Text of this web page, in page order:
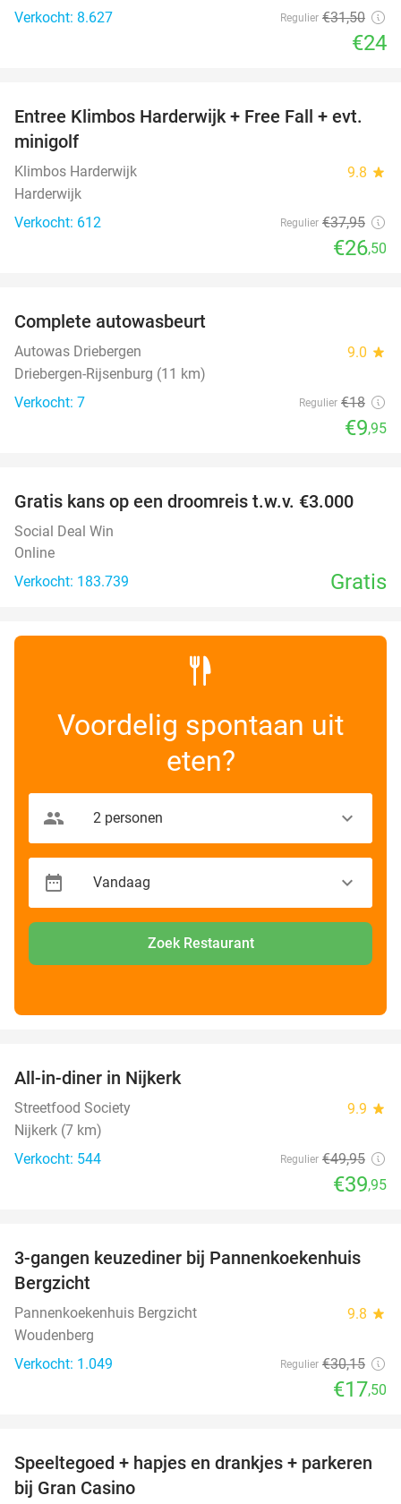
Verkocht: 8.627 Regulier €31,50
€24
30%
Entree Klimbos Harderwijk + Free Fall + evt.
minigolf
Klimbos Harderwijk 9.8 star
Harderwijk
Verkocht: 612
Regulier €37,95
€26,50
NEW
TODAY
Complete autowasbeurt
Autowas Driebergen 9.0 star
Driebergen-Rijsenburg (11 km)
Verkocht: 7
Regulier €18
€9,95
Gratis kans op een droomreis t.w.v. €3.000
Social Deal Win
Online
Verkocht: 183.739
Gratis
Voordelig spontaan uit
eten?
Zoek Restaurant
All-in-diner in Nijkerk
Streetfood Society 9.9 star
Nijkerk (7 km)
Verkocht: 544
Regulier €49,95
€39,95
42%
3-gangen keuzediner bij Pannenkoekenhuis
Bergzicht
Pannenkoekenhuis Bergzicht 9.8 star
Woudenberg
Verkocht: 1.049
Regulier €30,15
€17,50
50%
Speeltegoed + hapjes en drankjes + parkeren
bij Gran Casino